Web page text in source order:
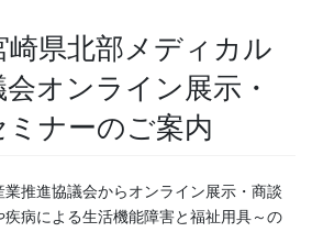
崎県北部メディカル
オンライン展示・
ナーのご案内
推進協議会からオンライン展示・商談
病による生活機能障害と福祉用具～の